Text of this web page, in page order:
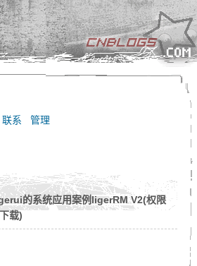
联系 管理
的系统应用案例ligerRM V2(权限
载)